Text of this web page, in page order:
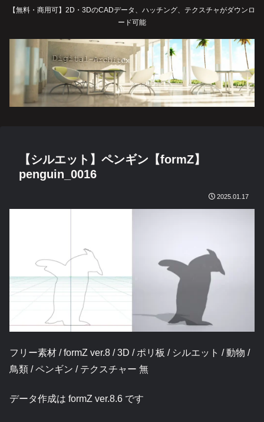
【無料・商用可】2D・3DのCADデータ、ハッチング、テクスチャがダウンロ
ード可能
【シルエット】ペンギン【formZ】
penguin_0016
2025.01.17
フリー素材 / formZ ver.8 / 3D / ポリ板 / シルエット / 動物 /
鳥類 / ペンギン / テクスチャー 無
データ作成は formZ ver.8.6 です